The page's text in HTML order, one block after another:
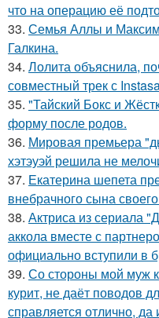
что на операцию её
33. Семья Аллы и
Галкина.
34. Лолита объяснила,
совместный трек с
35. "Тайский Бокс и
форму после родов.
36. Мировая премьера
хэтэуэй решила не
37. Екатерина шепета
внебрачного сына
38. Актриса из сериала
аккола вместе с
официально вступили в
39. Со стороны мой муж
курит, не даёт поводов
справляется отлично, да